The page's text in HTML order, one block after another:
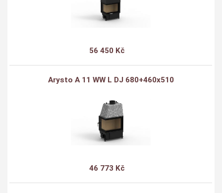
56 450 Kč
Arysto A 11 WW L DJ 680+460x510
46 773 Kč